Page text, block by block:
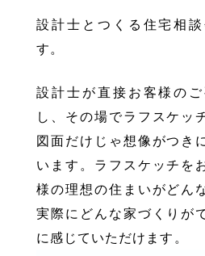
設計士とつくる住宅相
設計士が直接お客様の
し、その場でラフスケッ
図面だけじゃ想像がつき
います。ラフスケッチを
様の理想の住まいがどん
実際にどんな家づくりが
に感じていただけます。